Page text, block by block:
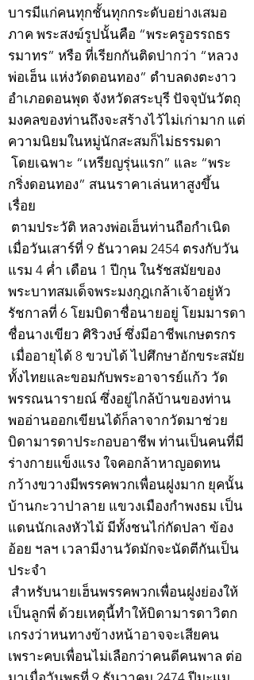
บารมีแก่คนทุกชั้นทุกกระดับอย่างเสมอ
ภาค พระสงฆ์รูปนั้นคือ “พระครูอรรถธร
รมาทร” หรือ ที่เรียกกันติดปากว่า “หลวง
พ่อเฮ็น แห่งวัดดอนทอง” ตำบลดงตะงาว
อำเภอดอนพุด จังหวัดสระบุรี ปัจจุบันวัตถุ
มงคลของท่านถึงจะสร้างไว้ไม่เก่ามาก แต่
ความนิยมในหมู่นักสะสมก็ไม่ธรรมดา
โดยเฉพาะ “เหรียญรุ่นแรก” และ “พระ
กริ่งดอนทอง” สนนราคาเล่นหาสูงขึ้น
เรื่อย
ตามประวัติ หลวงพ่อเฮ็นท่านถือกำเนิด
เมื่อวันเสาร์ที่ 9 ธันวาคม 2454 ตรงกับวัน
แรม 4 ค่ำ เดือน 1 ปีกุน ในรัชสมัยของ
พระบาทสมเด็จพระมงกุฎเกล้าเจ้าอยู่หัว
รัชกาลที่ 6 โยมบิดาชื่อนายอยู่ โยมมารดา
ชื่อนางเขียว ศิริวงษ์ ซึ่งมีอาชีพเกษตรกร
เมื่ออายุได้ 8 ขวบได้ ไปศึกษาอักขระสมัย
ทั้งไทยและขอมกับพระอาจารย์แก้ว วัด
พรรณนารายณ์ ซึ่งอยู่ไกล้บ้านของท่าน
พออ่านออกเขียนได้ก็ลาจากวัดมาช่วย
บิดามารดาประกอบอาชีพ ท่านเป็นคนที่มี
ร่างกายแข็งแรง ใจคอกล้าหาญอดทน
กว้างขวางมีพรรคพวกเพื่อนฝูงมาก ยุคนั้น
บ้านกะวาปาลาย แขวงเมืองกำพงธม เป็น
แดนนักเลงหัวไม้ มีทั้งชนไก่กัดปลา ข้อง
อ้อย ฯลฯ เวลามีงานวัดมักจะนัดตีกันเป็น
ประจำ
สำหรับนายเฮ็นพรรคพวกเพื่อนฝูงย่องให้
เป็นลูกพี่ ด้วยเหตุนี้ทำให้บิดามารดาวิตก
เกรงว่าหนทางข้างหน้าอาจจะเสียคน
เพราะคบเพื่อนไม่เลือกว่าคนดีคนพาล ต่อ